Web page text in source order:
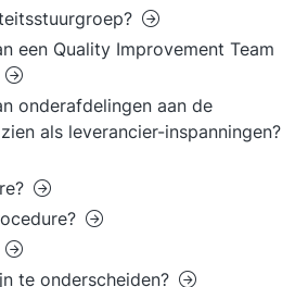
een Quality Improvement Team
onderafdelingen aan de
als leverancier-inspanningen?
te onderscheiden?